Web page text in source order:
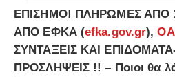
ΕΠΙΣΗΜΟ! ΠΛΗΡΩΜΕΣ ΑΠΟ
ΑΠΟ ΕΦΚΑ (efka.gov.gr),
ΣΥΝΤΑΞΕΙΣ ΚΑΙ
ΠΡΟΣΛΗΨΕΙΣ !! – Ποιοι θα